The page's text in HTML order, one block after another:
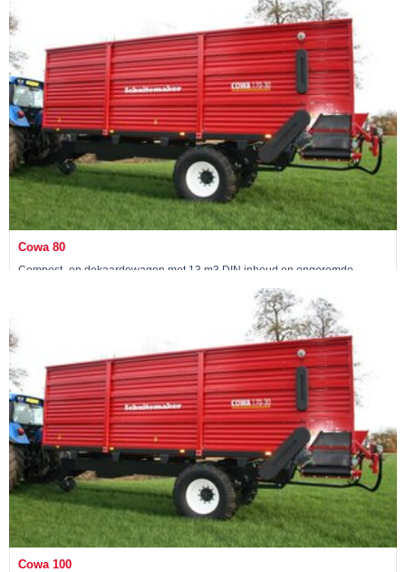
Bekijk machine »
Cowa 80
Compost- en dekaardewagen met 13 m3 DIN inhoud en ongeremde
Bekijk machine »
Cowa 100